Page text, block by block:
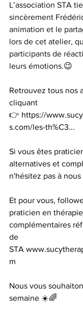
L’association STA
sincèrement
animation et le
lors de cet atelier,
participants de
leurs émotions.😉
Retrouvez tous nos
cliquant
👉 https://
s.com/les-th%C3...
Si vous êtes
alternatives et
n'hésitez pas à
Et pour vous,
praticien en
complémentaires
de
STA
m
Nous vous
semaine ☀️🌈